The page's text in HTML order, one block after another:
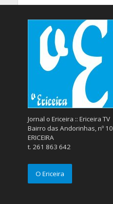
Jornal o Ericeira :: Ericeira TV
Bairro das Andorinhas, nº 10
ERICEIRA
t. 261 863 642
O Ericeira